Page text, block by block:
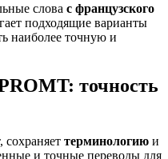
слова с французского
подходящие варианты
наиболее точную и
точность
сохраняет терминологию и
и точные переводы для